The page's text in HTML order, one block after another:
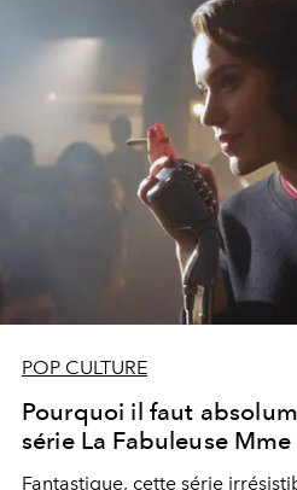
POP CULTURE
Pourquoi il faut
série La Fabuleuse
Fantastique, cette série